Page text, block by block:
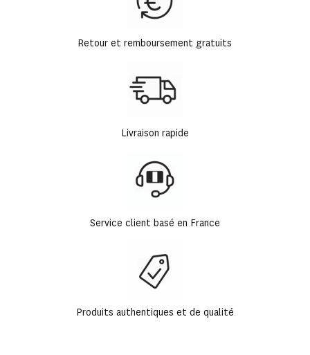
Retour et remboursement gratuits
Livraison rapide
Service client basé en France
Produits authentiques et de qualité